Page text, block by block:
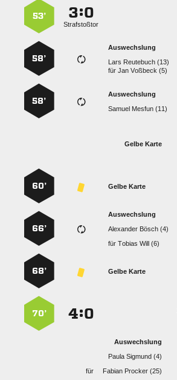
:
Strafstoßtor
53’
Auswechslung
  
für  
58’
Auswechslung
  
58’
Gelbe Karte
Gelbe Karte
60’
Auswechslung
  
für  
66’
Gelbe Karte
68’
:
70’
Auswechslung
  
für
  